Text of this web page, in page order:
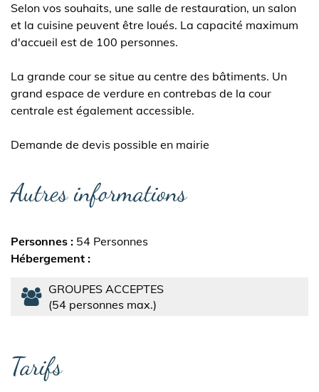
Selon vos souhaits, une salle de restauration, un salon
et la cuisine peuvent être loués. La capacité maximum
d'accueil est de 100 personnes.
La grande cour se situe au centre des bâtiments. Un
grand espace de verdure en contrebas de la cour
centrale est également accessible.
Demande de devis possible en mairie
Autres informations
Personnes
54 Personnes
Hébergement
GROUPES ACCEPTES
54 personnes max.
Tarifs